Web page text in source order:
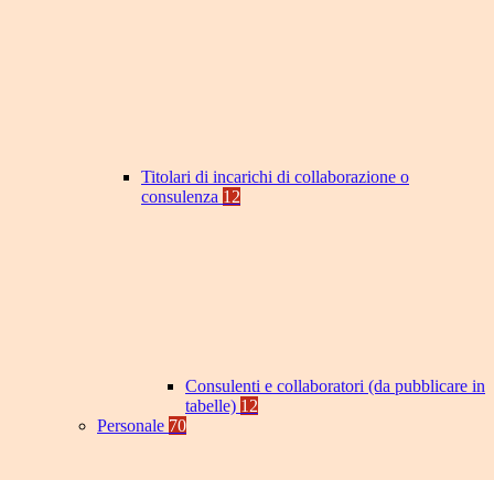
Titolari di incarichi di collaborazione o
consulenza 12
Consulenti e collaboratori (da pubblicare in
tabelle) 12
Personale 70